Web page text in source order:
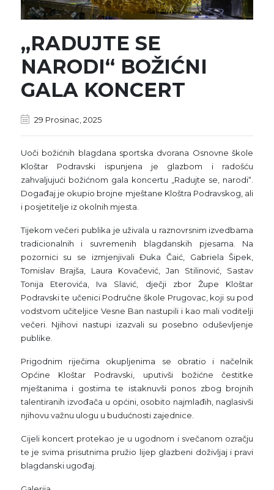
„RADUJTE SE
NARODI“ BOŽIĆNI
GALA KONCERT
29 Prosinac, 2025
Uoči božićnih blagdana sportska dvorana Osnovne škole
Kloštar Podravski ispunjena je glazbom i radošću
zahvaljujući božićnom gala koncertu „Radujte se, narodi“.
Događaj je okupio brojne mještane Kloštra Podravskog, ali
i posjetitelje iz okolnih mjesta.
Tijekom večeri publika je uživala u raznovrsnim izvedbama
tradicionalnih i suvremenih blagdanskih pjesama. Na
pozornici su se izmjenjivali Đuka Čaić, Gabriela Šipek,
Tomislav Brajša, Laura Kovačević, Jan Stilinović, Sastav
Tonija Eterovića, Iva Slavić, dječji zbor Župe Kloštar
Podravski te učenici Područne škole Prugovac, koji su pod
vodstvom učiteljice Vesne Ban nastupili i kao mali voditelji
večeri. Njihovi nastupi izazvali su posebno oduševljenje
publike.
Prigodnim riječima okupljenima se obratio i načelnik
Općine Kloštar Podravski, uputivši božićne čestitke
mještanima i gostima te istaknuvši ponos zbog brojnih
talentiranih izvođača u općini, osobito najmlađih, naglasivši
njihovu važnu ulogu u budućnosti zajednice.
Cijeli koncert protekao je u ugodnom i svečanom ozračju
te je svima prisutnima pružio lijep glazbeni doživljaj i pravi
blagdanski ugođaj.